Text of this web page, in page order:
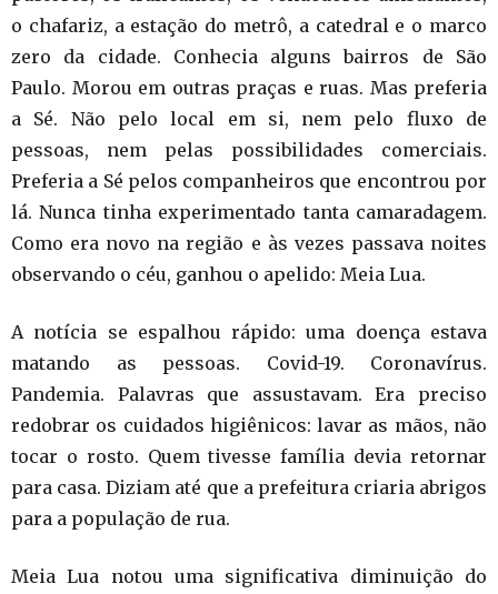
o chafariz, a estação do metrô, a catedral e o marco
zero da cidade. Conhecia alguns bairros de São
Paulo. Morou em outras praças e ruas. Mas preferia
a Sé. Não pelo local em si, nem pelo fluxo de
pessoas, nem pelas possibilidades comerciais.
Preferia a Sé pelos companheiros que encontrou por
lá. Nunca tinha experimentado tanta camaradagem.
Como era novo na região e às vezes passava noites
observando o céu, ganhou o apelido: Meia Lua.
A notícia se espalhou rápido: uma doença estava
matando as pessoas. Covid-19. Coronavírus.
Pandemia. Palavras que assustavam. Era preciso
redobrar os cuidados higiênicos: lavar as mãos, não
tocar o rosto. Quem tivesse família devia retornar
para casa. Diziam até que a prefeitura criaria abrigos
para a população de rua.
Meia Lua notou uma significativa diminuição do